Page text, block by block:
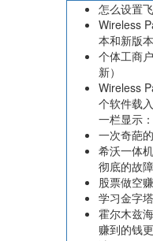
怎么设置
Wireless
本和新版
个体工商
新）
Wireless
个软件载
一栏显示
一次奇葩
希沃一体
彻底的故
股票做空
学习金字
霍尔木兹
赚到的钱